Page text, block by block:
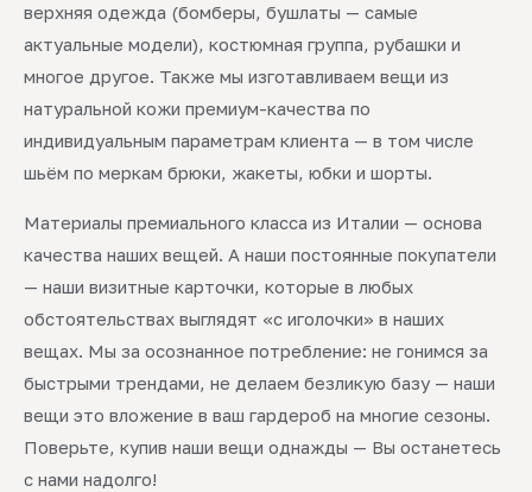
верхняя одежда (бомберы, бушлаты — самые
актуальные модели), костюмная группа, рубашки и
многое другое. Также мы изготавливаем вещи из
натуральной кожи премиум-качества по
индивидуальным параметрам клиента — в том числе
шьём по меркам брюки, жакеты, юбки и шорты.
Материалы премиального класса из Италии — основа
качества наших вещей. А наши постоянные покупатели
— наши визитные карточки, которые в любых
обстоятельствах выглядят «с иголочки» в наших
вещах. Мы за осознанное потребление: не гонимся за
быстрыми трендами, не делаем безликую базу — наши
вещи это вложение в ваш гардероб на многие сезоны.
Поверьте, купив наши вещи однажды — Вы останетесь
с нами надолго!